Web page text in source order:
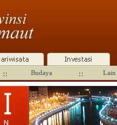
Budaya Lain